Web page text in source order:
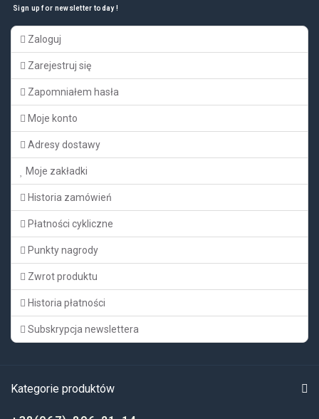
Sign up for newsletter today !
Zaloguj
Zarejestruj się
Zapomniałem hasła
Moje konto
Adresy dostawy
Moje zakładki
Historia zamówień
Płatności cykliczne
Punkty nagrody
Zwrot produktu
Historia płatności
Subskrypcja newslettera
Kategorie produktów